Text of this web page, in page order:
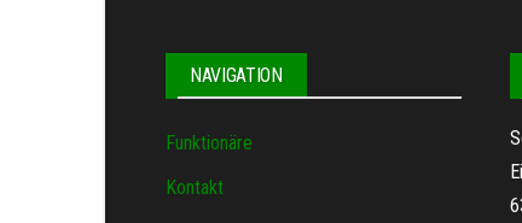
NAVIGATION
Funktionäre
Kontakt